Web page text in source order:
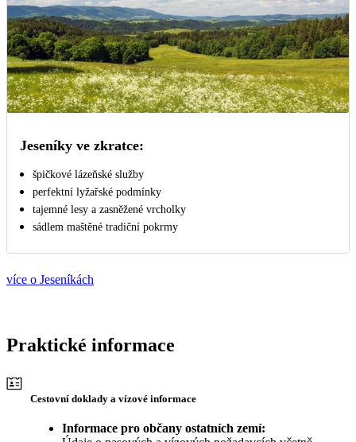
Jeseníky ve zkratce:
špičkové lázeňské služby
perfektní lyžařské podmínky
tajemné lesy a zasněžené vrcholky
sádlem maštěné tradiční pokrmy
více o Jeseníkách
Praktické informace
Cestovní doklady a vízové informace
Informace pro občany ostatních zemí: